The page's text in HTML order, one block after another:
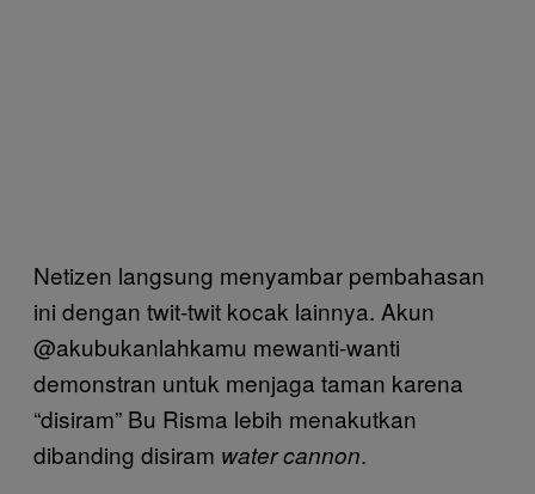
Netizen langsung menyambar pembahasan
ini dengan twit-twit kocak lainnya. Akun
@akubukanlahkamu mewanti-wanti
demonstran untuk menjaga taman karena
“disiram” Bu Risma lebih menakutkan
dibanding disiram water cannon.